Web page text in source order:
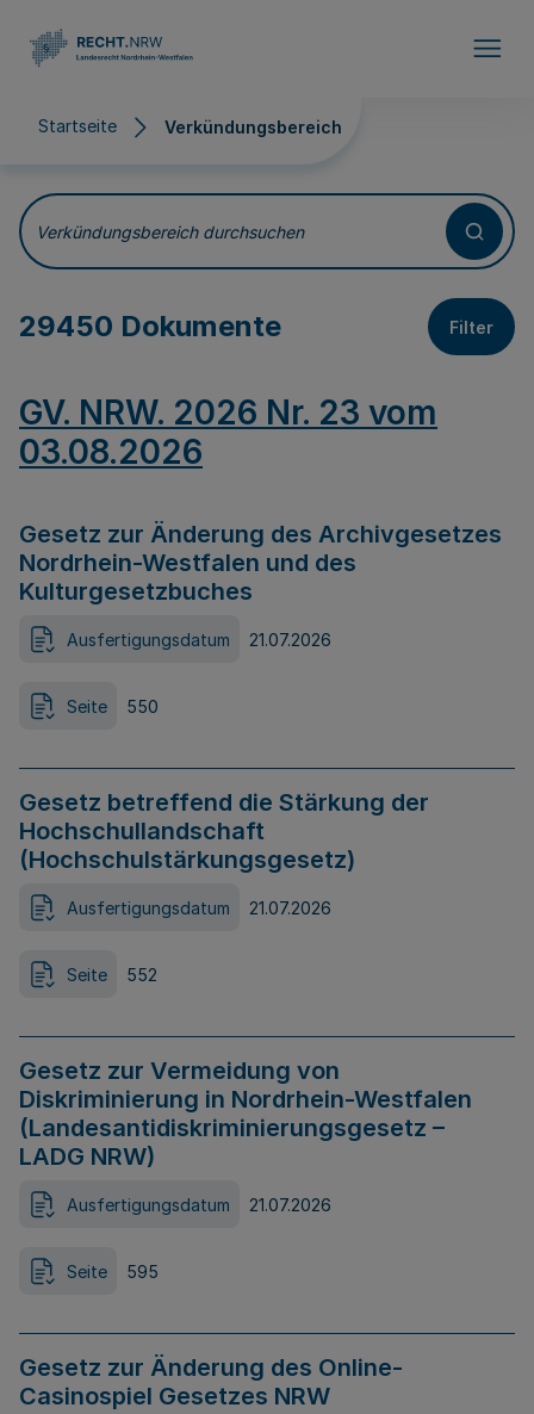
Startseite Verkündungsbereich
Verkündungsbereich
Verkündungsbereich durchsuchen
29450 Dokumente Filter
GV. NRW. 2026 Nr. 23 vom
03.08.2026
Gesetz zur Änderung des Archivgesetzes
Nordrhein-Westfalen und des
Kulturgesetzbuches
Ausfertigungsdatum 21.07.2026
Seite 550
Gesetz betreffend die Stärkung der
Hochschullandschaft
(Hochschulstärkungsgesetz)
Ausfertigungsdatum 21.07.2026
Seite 552
Gesetz zur Vermeidung von
Diskriminierung in Nordrhein-Westfalen
(Landesantidiskriminierungsgesetz –
LADG NRW)
Ausfertigungsdatum 21.07.2026
Seite 595
Gesetz zur Änderung des Online-
Casinospiel Gesetzes NRW